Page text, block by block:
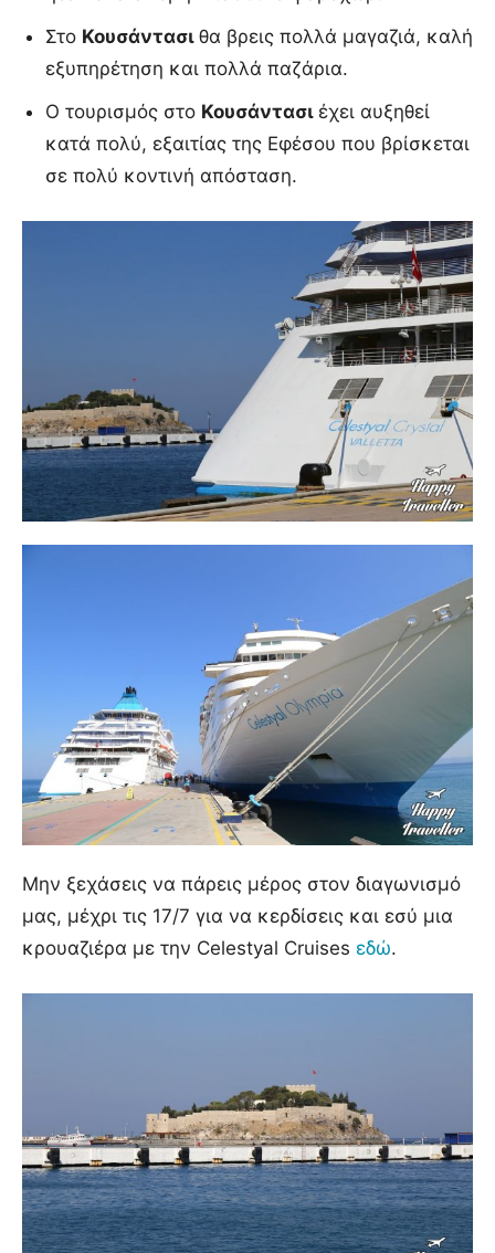
Στο Κουσάντασιθα βρεις πολλά μαγαζιά, καλή
εξυπηρέτηση και πολλά παζάρια.
Ο τουρισμός στο Κουσάντασιέχει αυξηθεί
κατά πολύ, εξαιτίας της Εφέσου που βρίσκεται
σε πολύ κοντινή απόσταση.
Μην ξεχάσεις να πάρεις μέρος στον διαγωνισμό
μας, μέχρι τις 17/7 για να κερδίσεις και εσύ μια
κρουαζιέρα με την Celestyal Cruises εδώ.